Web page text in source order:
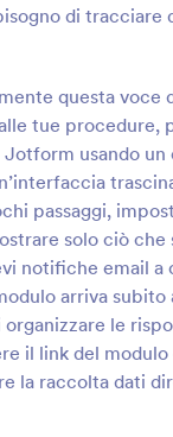
di tracciare
questa voce
tue procedure,
Jotform usando
passaggi,
solo ciò che
notifiche email a
arriva subito
le
il link del modulo
la raccolta dati
Per
ispezioni di pulizia e
controllate con il
pulizia di
e responsabili di